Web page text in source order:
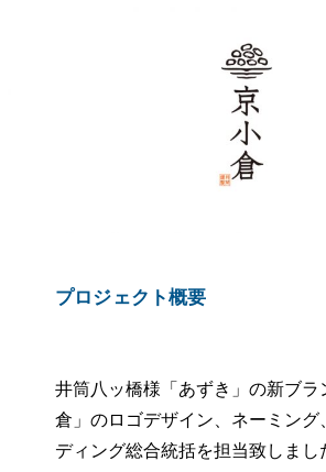
プロジェクト概要
井筒八ッ橋様「あずき」の新ブラ
倉」のロゴデザイン、ネーミング
ディング総合統括を担当致しまし